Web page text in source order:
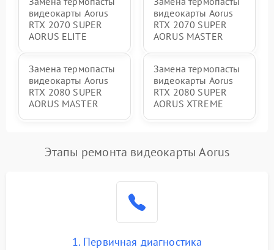
видеокарты Aorus
RTX 2070 SUPER
AORUS ELITE
видеокарты Aorus
RTX 2070 SUPER
AORUS MASTER
Замена термопасты
видеокарты Aorus
RTX 2080 SUPER
AORUS MASTER
Замена термопасты
видеокарты Aorus
RTX 2080 SUPER
AORUS XTREME
Этапы ремонта видеокарты Aorus
1. Первичная диагностика